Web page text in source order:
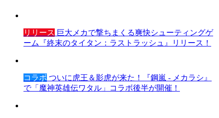
リリース 巨大メカで撃ちまくる爽快シューティングゲ
ーム『終末のタイタン：ラストラッシュ』リリース！
コラボ ついに虎王＆影虎が来た！『鋼嵐 - メカラシ』
で「魔神英雄伝ワタル」コラボ後半が開催！